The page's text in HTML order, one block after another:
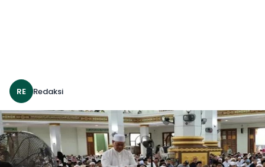
RE Redaksi